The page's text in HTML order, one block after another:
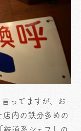
ってますが、お
店内の鉄分多めの